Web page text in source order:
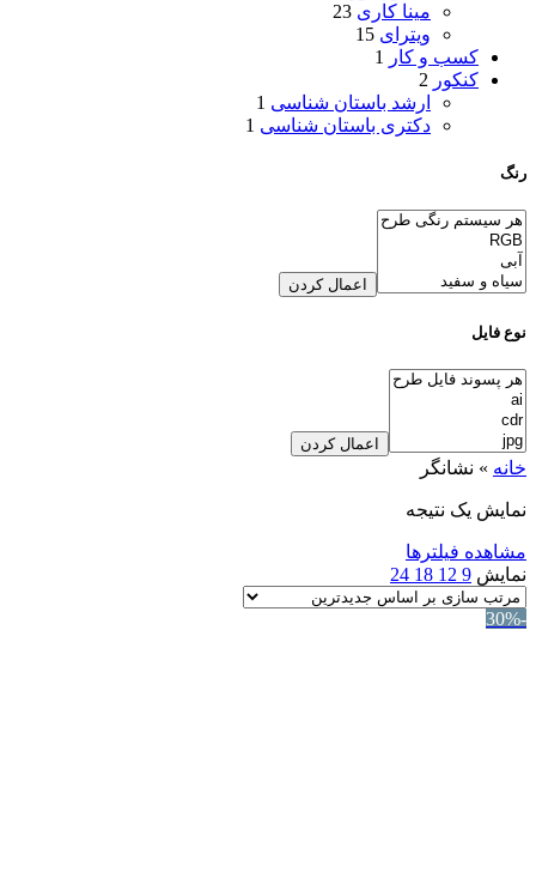
مینا کاری 23
ویترای 15
کسب و کار
1
کنکور 2
ارشد باستان شناسی 1
دکتری باستان شناسی 1
رنگ
اعمال کردن
نوع فایل
اعمال کردن
خانه » نشانگر
نمایش یک نتیجه
مشاهده فیلترها
نمایش 9
12
18
24
-30%